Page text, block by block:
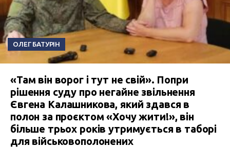
ОЛЕГ БАТУРІН
«Там він ворог і тут не свій». Попри
рішення суду про негайне звільнення
Євгена Калашникова, який здався в
полон за проєктом «Хочу жити!», він
більше трьох років утримується в таборі
для військовополонених